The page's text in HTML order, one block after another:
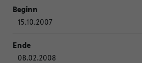
15.10.2007
08.02.2008